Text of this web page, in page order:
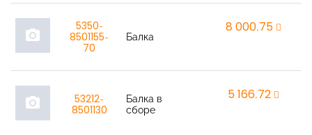
photo_camera
5350-
8501155-
70
Балка
8 000,75
photo_camera
53212-
8501130
Балка в
сборе
5 166,72